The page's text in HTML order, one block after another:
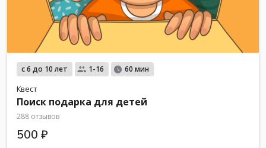
с 6 до 10 лет 1-16 60 мин
Квест
Поиск подарка для детей
288 отзывов
500 ₽